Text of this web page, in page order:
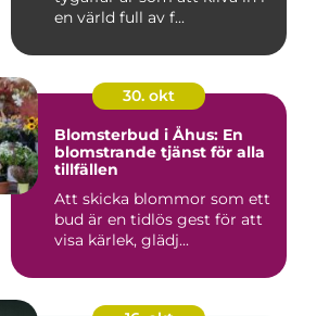
en värld full av f...
30. okt
Blomsterbud i Åhus: En
blomstrande tjänst för alla
tillfällen
Att skicka blommor som ett
bud är en tidlös gest för att
visa kärlek, glädj...